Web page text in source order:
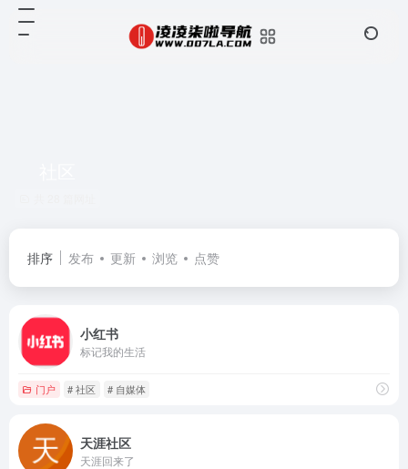
排序 发布 更新 浏览 点赞
小红书
标记我的生活
门户 # 社区 # 自媒体
天涯社区
天涯回来了